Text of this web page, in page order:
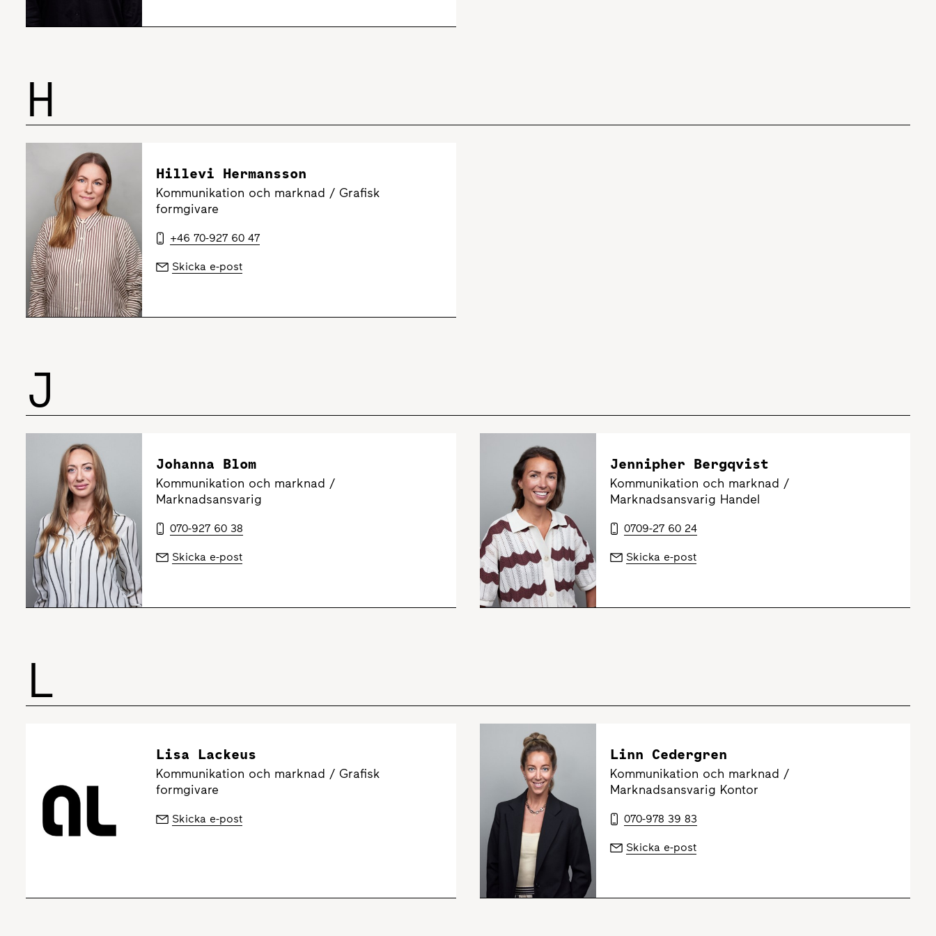
H
Hillevi Hermansson
Kommunikation och marknad / Grafisk
formgivare
+46 70-927 60 47
Skicka e-post
J
Johanna Blom
Kommunikation och marknad /
Marknadsansvarig
070-927 60 38
Skicka e-post
Jennipher Bergqvist
Kommunikation och marknad /
Marknadsansvarig Handel
0709-27 60 24
Skicka e-post
L
Lisa Lackeus
Kommunikation och marknad / Grafisk
formgivare
Skicka e-post
Linn Cedergren
Kommunikation och marknad /
Marknadsansvarig Kontor
070-978 39 83
Skicka e-post